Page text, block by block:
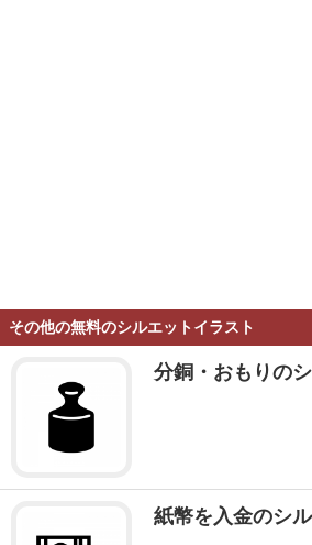
その他の無料のシルエットイラスト
分銅・おもりの
紙幣を入金のシ